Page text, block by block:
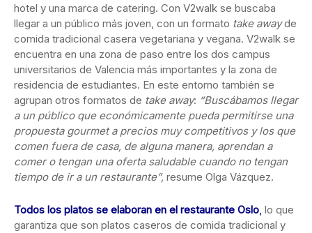
hotel y una marca de catering. Con V2walk se buscaba
llegar a un público más joven, con un formato take awayde
comida tradicional casera vegetariana y vegana. V2walk se
encuentra en una zona de paso entre los dos campus
universitarios de Valencia más importantes y la zona de
residencia de estudiantes. En este entorno también se
agrupan otros formatos de take away: “Buscábamos llegar
a un público que económicamente pueda permitirse una
propuesta gourmet a precios muy competitivos y los que
comen fuera de casa, de alguna manera, aprendan a
comer o tengan una oferta saludable cuando no tengan
tiempo de ir a un restaurante”, resume Olga Vázquez.
Todos los platos se elaboran en el restaurante Oslo, lo que
garantiza que son platos caseros de comida tradicional y